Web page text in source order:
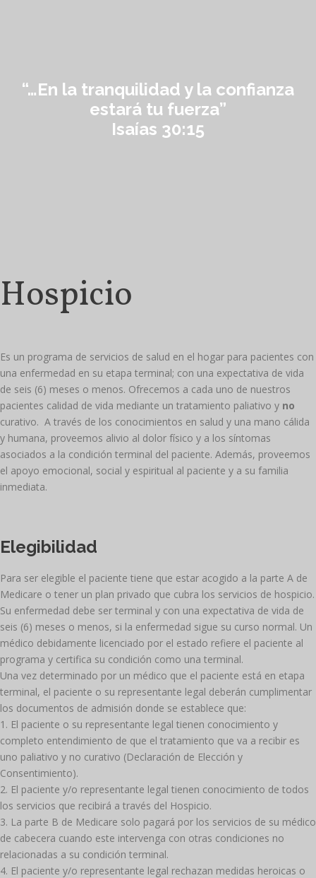
“…En la tranquilidad y la confianza
estará tu fuerza”
Isaías 30:15
Hospicio
Es un programa de servicios de salud en el hogar para pacientes con
una enfermedad en su etapa terminal; con una expectativa de vida
de seis (6) meses o menos. Ofrecemos a cada uno de nuestros
pacientes calidad de vida mediante un tratamiento paliativo y no
curativo. A través de los conocimientos en salud y una mano cálida
y humana, proveemos alivio al dolor físico y a los síntomas
asociados a la condición terminal del paciente. Además, proveemos
el apoyo emocional, social y espiritual al paciente y a su familia
inmediata.
Elegibilidad
Para ser elegible el paciente tiene que estar acogido a la parte A de
Medicare o tener un plan privado que cubra los servicios de hospicio.
Su enfermedad debe ser terminal y con una expectativa de vida de
seis (6) meses o menos, si la enfermedad sigue su curso normal. Un
médico debidamente licenciado por el estado refiere el paciente al
programa y certifica su condición como una terminal.
Una vez determinado por un médico que el paciente está en etapa
terminal, el paciente o su representante legal deberán cumplimentar
los documentos de admisión donde se establece que:
El paciente o su representante legal tienen conocimiento y
completo entendimiento de que el tratamiento que va a recibir es
uno paliativo y no curativo (Declaración de Elección y
Consentimiento).
El paciente y/o representante legal tienen conocimiento de todos
los servicios que recibirá a través del Hospicio.
La parte B de Medicare solo pagará por los servicios de su médico
de cabecera cuando este intervenga con otras condiciones no
relacionadas a su condición terminal.
El paciente y/o representante legal rechazan medidas heroicas o